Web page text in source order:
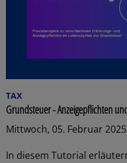
TAX
Grundsteuer - Anzeigepflichten
Mittwoch, 05. Februar
In diesem Tutorial